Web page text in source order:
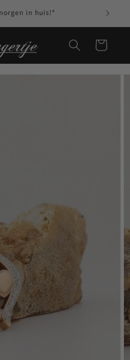
in huis!*
Winkelwagen